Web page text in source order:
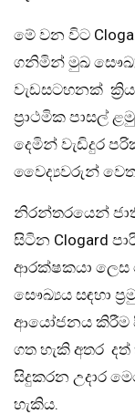
මේ වන විට
ගනිමින් මුඛ
වැඩසටහනක්
ප්‍රාථමික පාසල්
දෙමින් වැඩිදුර
වෛද්‍යවරුන් වෙත
නිරන්තරයෙන්
සිටින Clogard
ආරක්ෂකයා ලෙස
සෞඛ්‍යය සඳහා
ආයෝජනය කිරීම
ගත හැකි අතර
සිදුකරන උදාර
හැකිය.